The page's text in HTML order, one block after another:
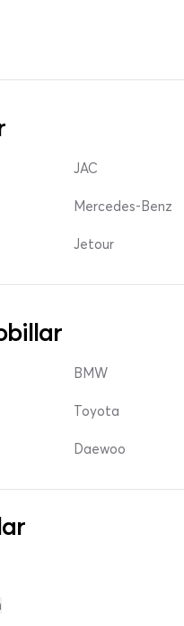
JAC
Mercedes-Benz
Jetour
BMW
Toyota
Daewoo